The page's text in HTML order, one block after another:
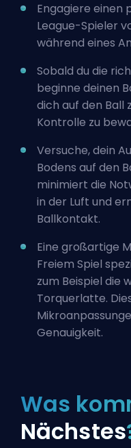
Engagiere einen
League-Spieler
während eines
Sobald du die
beginne deinen
dich auf den Ball
Kontrolle zu
Versuche, dein
Bodens auf den
minimiert die
in der Luft und
Ballkontakt.
Eine großartige
Freiem Spiel
zum Beispiel die
Torquerlatte.
Genauigkeit.
Was
Nächstes